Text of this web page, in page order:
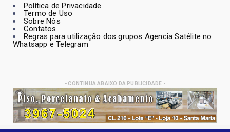
Política de Privacidade
Termo de Uso
Sobre Nós
Contatos
Regras para utilização dos grupos Agencia Satélite no
Whatsapp e Telegram
- CONTINUA ABAIXO DA PUBLICIDADE -